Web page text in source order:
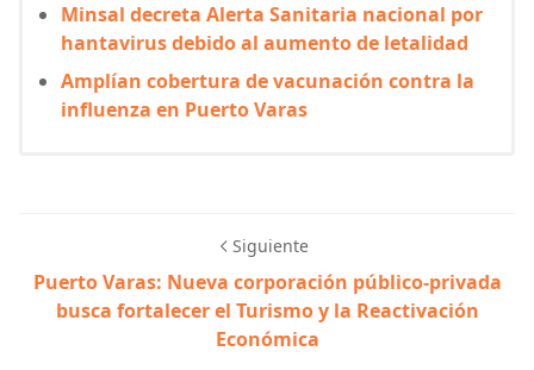
Minsal decreta Alerta Sanitaria nacional por
hantavirus debido al aumento de letalidad
Amplían cobertura de vacunación contra la
influenza en Puerto Varas
Siguiente
Puerto Varas: Nueva corporación público-privada
busca fortalecer el Turismo y la Reactivación
Económica